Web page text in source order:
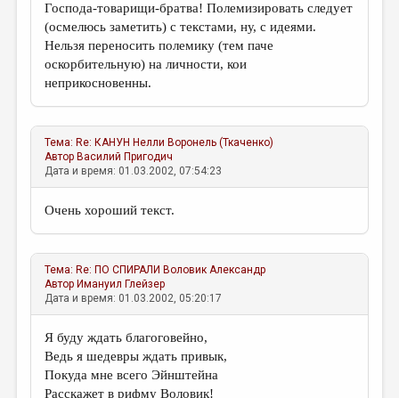
Господа-товарищи-братва! Полемизировать следует
(осмелюсь заметить) с текстами, ну, с идеями.
Нельзя переносить полемику (тем паче
оскорбительную) на личности, кои
неприкосновенны.
Тема: Re: КАНУН Нелли Воронель (Ткаченко)
Автор Василий Пригодич
Дата и время: 01.03.2002, 07:54:23
Очень хороший текст.
Тема: Re: ПО СПИРАЛИ Воловик Александр
Автор Имануил Глейзер
Дата и время: 01.03.2002, 05:20:17
Я буду ждать благоговейно,
Ведь я шедевры ждать привык,
Покуда мне всего Эйнштейна
Расскажет в рифму Воловик!